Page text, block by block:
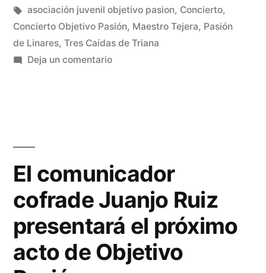
y
Tejera
enamoran
en
Etiquetas:
asociación juvenil objetivo pasion, Concierto,
Concierto Objetivo Pasión, Maestro Tejera, Pasión
de Linares, Tres Caídas de Triana
Deja un comentarioen
Tejera
enamoran
a
Vélez-
Málaga
El comunicador
cofrade Juanjo Ruiz
presentará el próximo
acto de Objetivo